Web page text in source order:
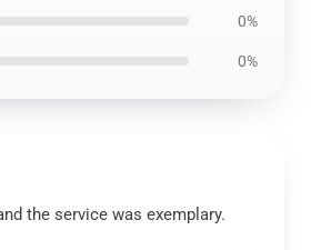
0%
0%
the service was exemplary.